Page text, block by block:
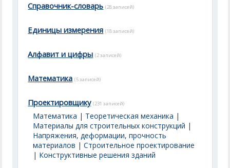
Справочник-словарь (28 записей)
Единицы измерения (18 записей)
Алфавит и цифры (2 записей)
Математика (5 записей)
Проектировщику (231 записей)
Математика | Теоретическая механика |
Материалы для строительных конструкций |
Напряжения, деформации, прочность
материалов |Строительное проектирование
| Конструктивные решения зданий